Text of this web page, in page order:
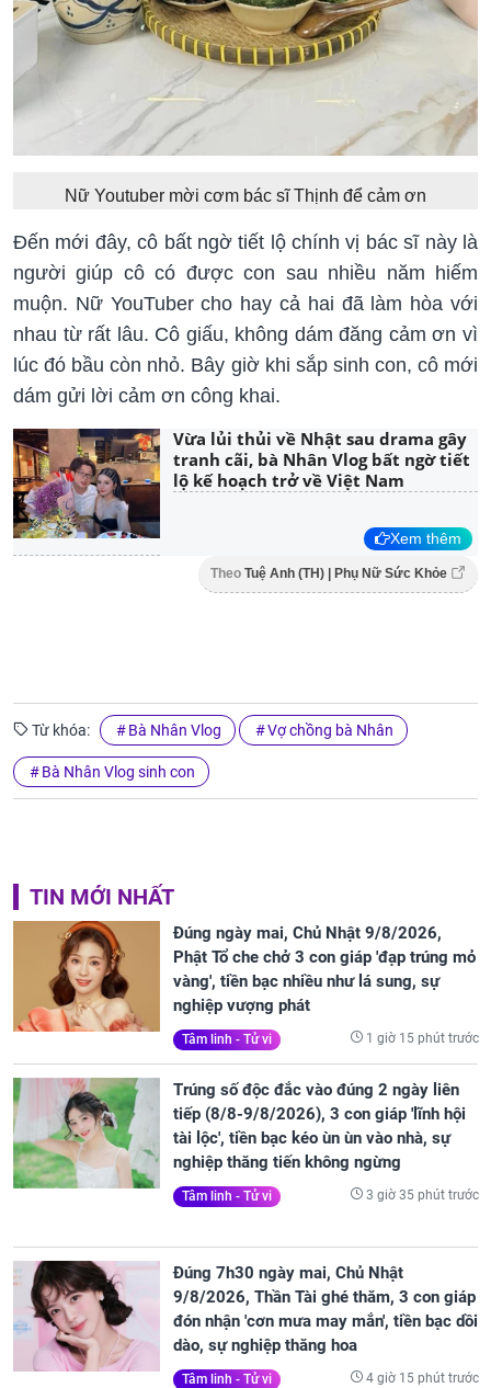
Nữ Youtuber mời cơm bác sĩ Thịnh để cảm ơn
Đến mới đây, cô bất ngờ tiết lộ chính vị bác sĩ này là
người giúp cô có được con sau nhiều năm hiếm
muộn. Nữ YouTuber cho hay cả hai đã làm hòa với
nhau từ rất lâu. Cô giấu, không dám đăng cảm ơn vì
lúc đó bầu còn nhỏ. Bây giờ khi sắp sinh con, cô mới
dám gửi lời cảm ơn công khai.
Vừa lủi thủi về Nhật sau drama gây
tranh cãi, bà Nhân Vlog bất ngờ tiết
lộ kế hoạch trở về Việt Nam
Xem thêm
Theo Tuệ Anh (TH) | Phụ Nữ Sức Khỏe
Từ khóa: Bà Nhân Vlog Vợ chồng bà Nhân
Bà Nhân Vlog sinh con
TIN MỚI NHẤT
Đúng ngày mai, Chủ Nhật 9/8/2026,
Phật Tổ che chở 3 con giáp 'đạp trúng mỏ
vàng', tiền bạc nhiều như lá sung, sự
nghiệp vượng phát
Tâm linh - Tử vi 1 giờ 15 phút trước
Trúng số độc đắc vào đúng 2 ngày liên
tiếp (8/8-9/8/2026), 3 con giáp 'lĩnh hội
tài lộc', tiền bạc kéo ùn ùn vào nhà, sự
nghiệp thăng tiến không ngừng
Tâm linh - Tử vi 3 giờ 35 phút trước
Đúng 7h30 ngày mai, Chủ Nhật
9/8/2026, Thần Tài ghé thăm, 3 con giáp
đón nhận 'cơn mưa may mắn', tiền bạc dồi
dào, sự nghiệp thăng hoa
Tâm linh - Tử vi 4 giờ 15 phút trước